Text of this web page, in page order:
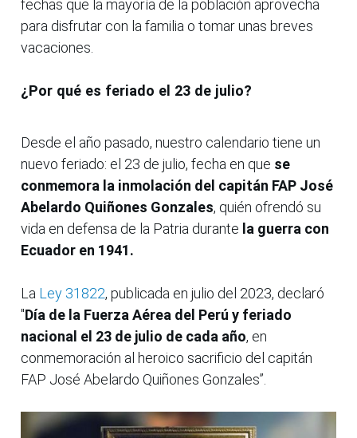
fechas que la mayoría de la población aprovecha
para disfrutar con la familia o tomar unas breves
vacaciones.
¿Por qué es feriado el 23 de julio?
Desde el año pasado, nuestro calendario tiene un
nuevo feriado: el 23 de julio, fecha en que se
conmemora la inmolación del capitán FAP José
Abelardo Quiñones Gonzales, quién ofrendó su
vida en defensa de la Patria durante la guerra con
Ecuador en 1941.
La Ley 31822, publicada en julio del 2023, declaró
"Día de la Fuerza Aérea del Perú y feriado
nacional el 23 de julio de cada año, en
conmemoración al heroico sacrificio del capitán
FAP José Abelardo Quiñones Gonzales”.